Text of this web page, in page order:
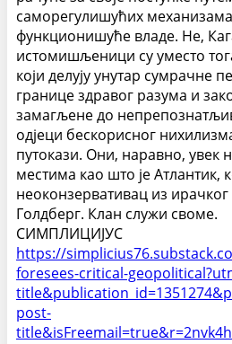
саморегулишућих
функционишуће владе. Не,
истомишљеници су уместо
који делују унутар сумрачне
границе здравог разума и
замагљене до
одјеци бескорисног
путокази. Они, наравно, увек
местима као што је Атлантик,
неоконзервативац из
Голдберг. Клан служи своме.
СИМПЛИЦИЈУС
https://
foresees-critical-
post-